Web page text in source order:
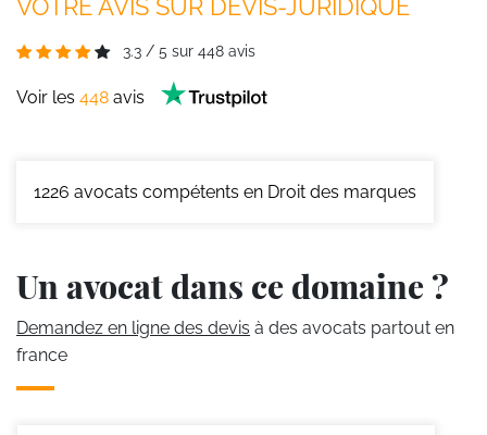
VOTRE AVIS SUR DEVIS-JURIDIQUE
3.3 / 5 sur 448 avis
Voir les 448 avis
1226 avocats compétents en Droit des marques
Un avocat dans ce domaine ?
Demandez en ligne des devis à des avocats partout en
france